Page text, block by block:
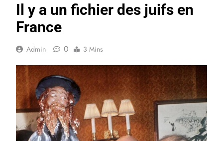
Il y a un fichier des juifs en
France
Admin 0 3 Mins